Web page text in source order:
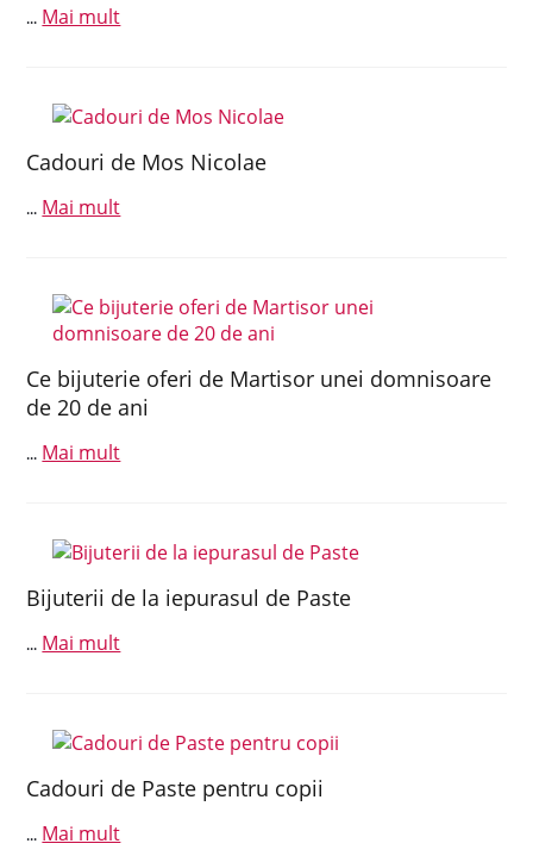
... Mai mult
Cadouri de Mos Nicolae
... Mai mult
Ce bijuterie oferi de Martisor unei domnisoare
de 20 de ani
... Mai mult
Bijuterii de la iepurasul de Paste
... Mai mult
Cadouri de Paste pentru copii
... Mai mult